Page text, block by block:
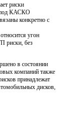
риски
под КАСКО
конкретно с
угон
риски, без
в состоянии
компаний также
принадлежат
дисков,